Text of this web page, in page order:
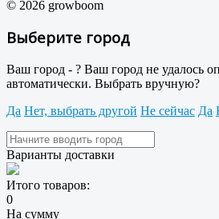
© 2026 growboom
Выберите город
Ваш город - ? Ваш город не удалось
автоматически. Выбрать вручную?
Да Нет, выбрать другой Не сейчас Да
Варианты доставки
Итого товаров:
0
На сумму